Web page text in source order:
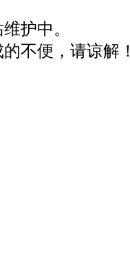
护中。
不便，请谅解！